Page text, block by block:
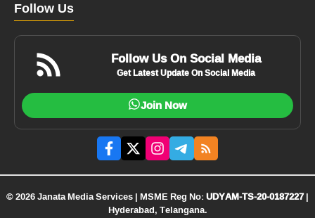
Follow Us
Follow Us On Social Media
Get Latest Update On Social Media
Join Now
© 2026 Janata Media Services | MSME Reg No:UDYAM-TS-20-0187227|
Hyderabad, Telangana.